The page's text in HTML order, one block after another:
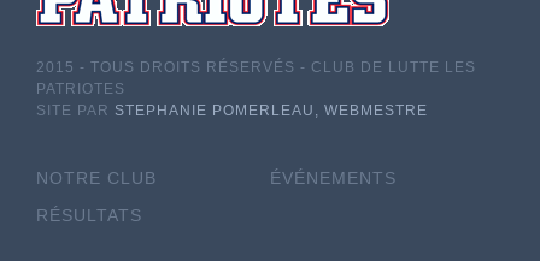
2015 - TOUS DROITS RÉSERVÉS - CLUB DE LUTTE LES
PATRIOTES
SITE PAR STEPHANIE POMERLEAU, WEBMESTRE
NOTRE CLUB
ÉVÉNEMENTS
RÉSULTATS